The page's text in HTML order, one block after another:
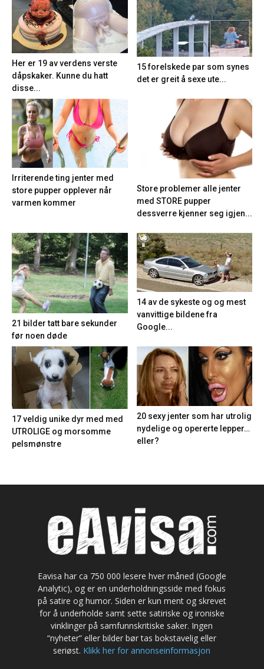
Her er 19 av verdens verste
dåpskaker. Kunne du hatt
disse...
15 forelskede par som synes
det er greit å sexe ute...
Irriterende ting jenter med
store pupper opplever når
varmen kommer
Store problemer alle jenter
med STORE pupper
dessverre kjenner seg igjen...
21 bilder tatt bare sekunder
før noen døde
14 av de sykeste og og mest
vanvittige bildene fra
Google...
17 veldig unike dyr med med
UTROLIGE og morsomme
pelsmønstre
20 sexy jenter som har utrolig
nydelige og opererte lepper…
eller?
Eavisa har ca 750 000 lesere hver måned (Google
Analytic), og er en underholdningsside med fokus
på satire og humor. Siden er kun ment og skrevet
for å underholde samt sette satiriske og ironiske
vinklinger på samfunnskritiske saker. Ingen
“nyheter” eller bilder bør tas bokstavelig eller
seriøst. Klikk her for annonseinformasjon